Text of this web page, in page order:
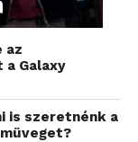
meg PONT ki
gépekhez
sem, ami meg
a gép pont
vagy akár
az
Galaxy
is szeretnénk a